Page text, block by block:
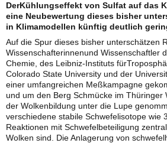
DerKühlungseffekt von Sulfat auf das
eine Neubewertung dieses bisher
in Klimamodellen künftig deutlich
Auf die Spur dieses bisher unterschätzen
Wissenschafterinnenund Wissenschaftler
Chemie, des Leibniz-Instituts
Colorado State University und der
einer umfangreichen Meßkampagne
und um den Berg Schmücke im Thüringer
der Wolkenbildung unter die Lupe
verschiedene stabile Schwefelisotope wie
Reaktionen mit Schwefelbeteiligung
Wolken sind. Die Anlagerung von